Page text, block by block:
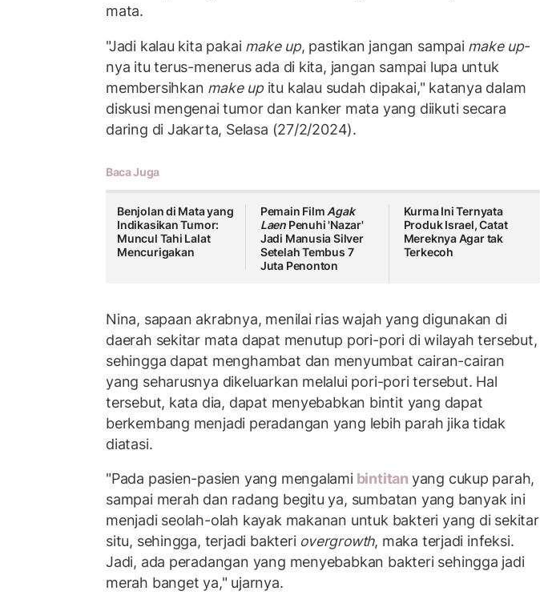
mata.
"Jadi kalau kita pakai make up, pastikan jangan sampai make up-
nya itu terus-menerus ada di kita, jangan sampai lupa untuk
membersihkan make upitu kalau sudah dipakai," katanya dalam
diskusi mengenai tumor dan kanker mata yang diikuti secara
daring di Jakarta, Selasa (27/2/2024).
Baca Juga
Benjolan di Mata yang
Indikasikan Tumor:
Muncul Tahi Lalat
Mencurigakan
Pemain FilmAgak
LaenPenuhi 'Nazar'
Jadi Manusia Silver
Setelah Tembus 7
Juta Penonton
Kurma Ini Ternyata
Produk Israel, Catat
Mereknya Agar tak
Terkecoh
Nina, sapaan akrabnya, menilai rias wajah yang digunakan di
daerah sekitar mata dapat menutup pori-pori di wilayah tersebut,
sehingga dapat menghambat dan menyumbat cairan-cairan
yang seharusnya dikeluarkan melalui pori-pori tersebut. Hal
tersebut, kata dia, dapat menyebabkan bintit yang dapat
berkembang menjadi peradangan yang lebih parah jika tidak
diatasi.
"Pada pasien-pasien yang mengalamibintitan yang cukup parah,
sampai merah dan radang begitu ya, sumbatan yang banyak ini
menjadi seolah-olah kayak makanan untuk bakteri yang di sekitar
situ, sehingga, terjadi bakteri overgrowth, maka terjadi infeksi.
Jadi, ada peradangan yang menyebabkan bakteri sehingga jadi
merah banget ya," ujarnya.